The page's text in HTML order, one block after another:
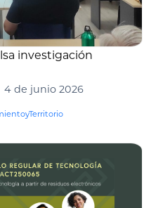
investigación
4 de junio 2026